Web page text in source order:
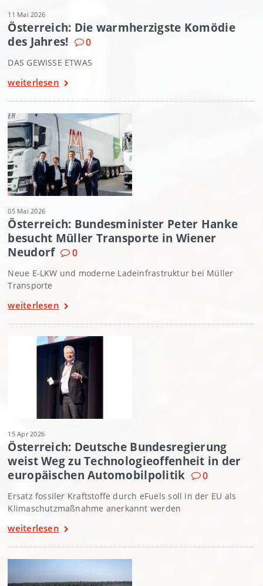
11 Mai 2026
Österreich: Die warmherzigste Komödie
des Jahres!
0
DAS GEWISSE ETWAS
weiterlesen
05 Mai 2026
Österreich: Bundesminister Peter Hanke
besucht Müller Transporte in Wiener
Neudorf
0
Neue E-LKW und moderne Ladeinfrastruktur bei Müller
Transporte
weiterlesen
15 Apr 2026
Österreich: Deutsche Bundesregierung
weist Weg zu Technologieoffenheit in der
europäischen Automobilpolitik
0
Ersatz fossiler Kraftstoffe durch eFuels soll in der EU als
Klimaschutzmaßnahme anerkannt werden
weiterlesen